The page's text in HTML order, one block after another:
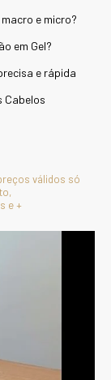
e micro?
em Gel?
e rápida
Cabelos
válidos só
e +